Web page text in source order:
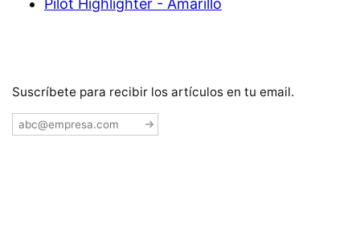
Pilot Highlighter - Amarillo
Suscríbete para recibir los artículos en tu email.